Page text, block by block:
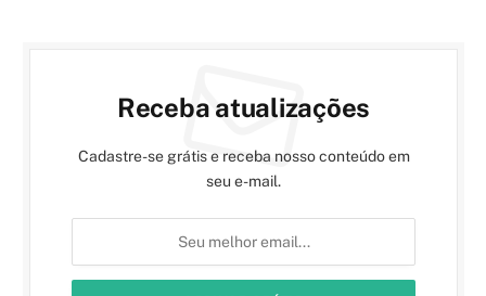
Receba atualizações
Cadastre-se grátis e receba nosso conteúdo em
seu e-mail.